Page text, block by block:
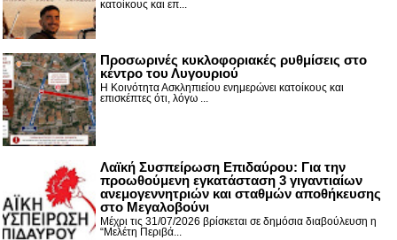
κατοίκους και επ...
Προσωρινές κυκλοφοριακές ρυθμίσεις στο
κέντρο του Λυγουριού
Η Κοινότητα Ασκληπιείου ενημερώνει κατοίκους και
επισκέπτες ότι, λόγω ...
Λαϊκή Συσπείρωση Επιδαύρου: Για την
προωθούμενη εγκατάσταση 3 γιγαντιαίων
ανεμογεννητριών και σταθμών αποθήκευσης
στο Μεγαλοβούνι
Μέχρι τις 31/07/2026 βρίσκεται σε δημόσια διαβούλευση η
“Μελέτη Περιβά...